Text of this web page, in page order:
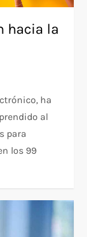
hacia la
ha
al
para
los 99